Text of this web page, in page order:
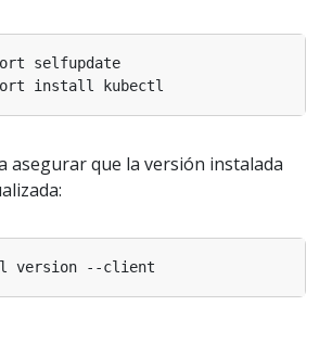
asegurar que la versión instalada